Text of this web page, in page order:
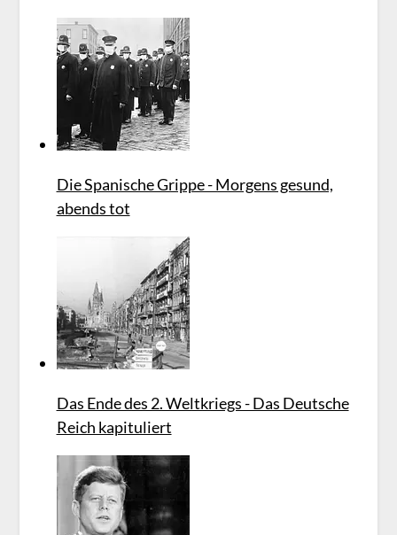
Die Spanische Grippe - Morgens gesund,
abends tot
Das Ende des 2. Weltkriegs - Das Deutsche
Reich kapituliert